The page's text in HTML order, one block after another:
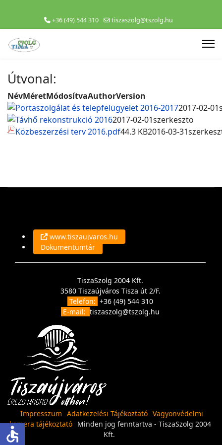
+36 (49) 544 310 tiszaszolg@tszolg.hu
Útvonal:
NévMéretMódosítvaAuthorVersion
Portaszolgálat és telepfelügyelet 2016-20172017-02-01
Távhő rekonstrukció 20162017-02-01szerkeszto
Közbeszerzési terv 2016.pdf44.3 KB2016-03-31
www.tiszaujvaros.hu
Dokumentumtár
TiszaSzolg 2004 Kft.
3580 Tiszaújváros Tisza út 2/F.
Telefon: +36 (49) 544 310
E-mail: tiszaszolg@tszolg.hu
Impresszum Adatkezelési Tájékoztató Vagyonvédelmi
kamera tájékoztató Minden jog fenntartva - TiszaSzolg 2004
Kft.
accessible